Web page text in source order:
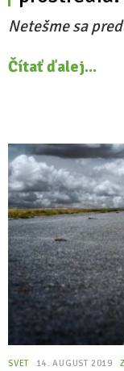
Netešme sa
Čítať ďalej...
SVET 14. AUGUST 2019